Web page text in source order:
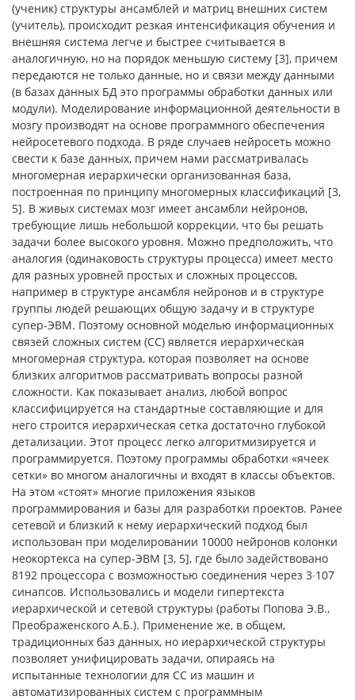
(ученик) структуры ансамблей и матриц внешних систем
(учитель), происходит резкая интенсификация обучения и
внешняя система легче и быстрее считывается в
аналогичную, но на порядок меньшую систему [3], причем
передаются не только данные, но и связи между данными
(в базах данных БД это программы обработки данных или
модули). Моделирование информационной деятельности в
мозгу производят на основе программного обеспечения
нейросетевого подхода. В ряде случаев нейросеть можно
свести к базе данных, причем нами рассматривалась
многомерная иерархически организованная база,
построенная по принципу многомерных классификаций [3,
5]. В живых системах мозг имеет ансамбли нейронов,
требующие лишь небольшой коррекции, что бы решать
задачи более высокого уровня. Можно предположить, что
аналогия (одинаковость структуры процесса) имеет место
для разных уровней простых и сложных процессов,
например в структуре ансамбля нейронов и в структуре
группы людей решающих общую задачу и в структуре
супер-ЭВМ. Поэтому основной моделью информационных
связей сложных систем (СС) является иерархическая
многомерная структура, которая позволяет на основе
близких алгоритмов рассматривать вопросы разной
сложности. Как показывает анализ, любой вопрос
классифицируется на стандартные составляющие и для
него строится иерархическая сетка достаточно глубокой
детализации. Этот процесс легко алгоритмизируется и
программируется. Поэтому программы обработки «ячеек
сетки» во многом аналогичны и входят в классы объектов.
На этом «стоят» многие приложения языков
программирования и базы для разработки проектов. Ранее
сетевой и близкий к нему иерархический подход был
использован при моделировании 10000 нейронов колонки
неокортекса на супер-ЭВМ [3, 5], где было задействовано
8192 процессора с возможностью соединения через 3∙107
синапсов. Использовались и модели гипертекста
иерархической и сетевой структуры (работы Попова Э.В.,
Преображенского А.Б.). Применение же, в общем,
традиционных баз данных, но иерархической структуры
позволяет унифицировать задачи, опираясь на
испытанные технологии для СС из машин и
автоматизированных систем с программным